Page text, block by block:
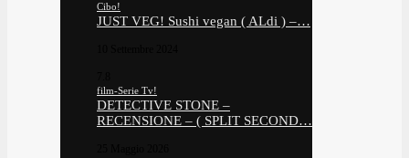
Cibo!
JUST VEG! Sushi vegan ( ALdi ) –…
film-Serie Tv!
DETECTIVE STONE –
RECENSIONE – ( SPLIT SECOND…